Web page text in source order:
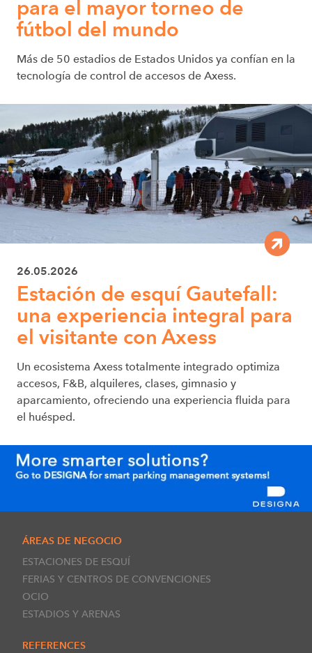
para el mayor torneo de
fútbol del mundo
Más de 50 estadios de Estados Unidos ya confían en la
tecnología de control de accesos de Axess.
26.05.2026
Estación de esquí Gautefall:
una experiencia integral para
el visitante con Axess
Un ecosistema Axess totalmente integrado optimiza
accesos, F&B, alquileres, clases, gimnasio y
aparcamiento, ofreciendo una experiencia fluida para
el huésped.
ÁREAS DE NEGOCIO
ESTACIONES DE ESQUÍ
FERIAS Y CENTROS DE CONVENCIONES
OCIO
ESTADIOS Y ARENAS
REFERENCES